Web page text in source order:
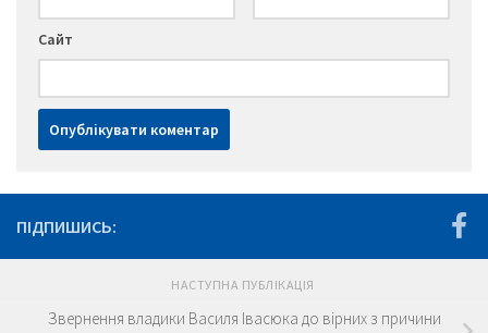
Сайт
ПІДПИШИСЬ:
НАСТУПНА ПУБЛІКАЦІЯ
Звернення владики Василя Івасюка до вірних з причини